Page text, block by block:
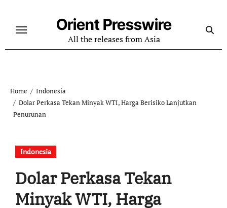
content
Orient Presswire
All the releases from Asia
Home
Indonesia
Dolar Perkasa Tekan Minyak WTI, Harga Berisiko Lanjutkan
Penurunan
Indonesia
Dolar Perkasa Tekan
Minyak WTI, Harga